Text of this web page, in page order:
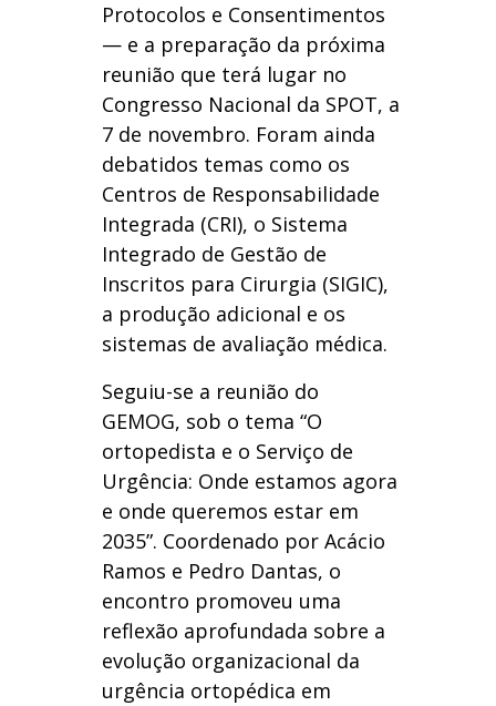
Protocolos e Consentimentos
— e a preparação da próxima
reunião que terá lugar no
Congresso Nacional da SPOT, a
7 de novembro. Foram ainda
debatidos temas como os
Centros de Responsabilidade
Integrada (CRI), o Sistema
Integrado de Gestão de
Inscritos para Cirurgia (SIGIC),
a produção adicional e os
sistemas de avaliação médica.
Seguiu-se a reunião do
GEMOG, sob o tema “O
ortopedista e o Serviço de
Urgência: Onde estamos agora
e onde queremos estar em
2035”. Coordenado por Acácio
Ramos e Pedro Dantas, o
encontro promoveu uma
reflexão aprofundada sobre a
evolução organizacional da
urgência ortopédica em